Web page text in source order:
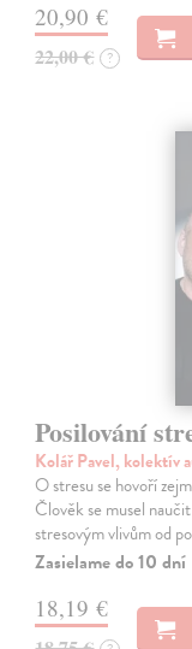
20,90 €
22,00 € ?
Posilování
Kolář Pavel, kolektív
O stresu se hovoří
Člověk se musel
stresovým vlivům od
Zasielame do 10 dní
18,19 €